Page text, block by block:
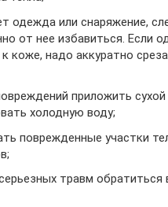
одежда или снаряжение,
от нее избавиться. Если
к коже, надо аккуратно
приложить сухой
холодную воду;
поврежденные участки
травм обратиться